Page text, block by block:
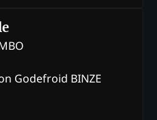
Godefroid BINZE